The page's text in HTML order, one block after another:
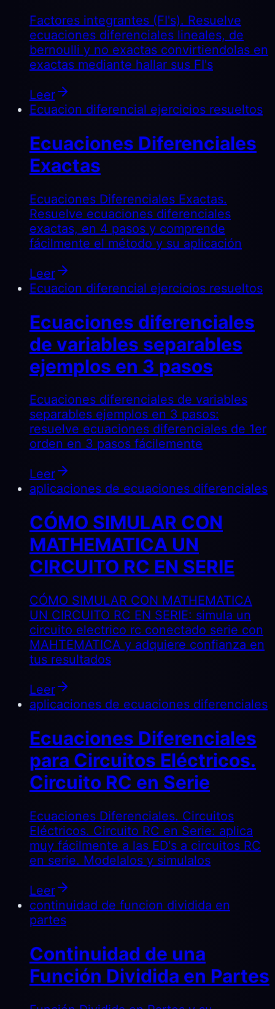
Factores integrantes (FI's). Resuelve
ecuaciones diferenciales lineales, de
bernoulli y no exactas convirtiendolas en
exactas mediante hallar sus FI's
Leer
Ecuacion diferencial ejercicios resueltos
Ecuaciones Diferenciales
Exactas
Ecuaciones Diferenciales Exactas.
Resuelve ecuaciones diferenciales
exactas, en 4 pasos y comprende
fácilmente el método y su aplicación
Leer
Ecuacion diferencial ejercicios resueltos
Ecuaciones diferenciales
de variables separables
ejemplos en 3 pasos
Ecuaciones diferenciales de variables
separables ejemplos en 3 pasos:
resuelve ecuaciones diferenciales de 1er
orden en 3 pasos fácilemente
Leer
aplicaciones de ecuaciones diferenciales
CÓMO SIMULAR CON
MATHEMATICA UN
CIRCUITO RC EN SERIE
CÓMO SIMULAR CON MATHEMATICA
UN CIRCUITO RC EN SERIE: simula un
circuito electrico rc conectado serie con
MAHTEMATICA y adquiere confianza en
tus resultados
Leer
aplicaciones de ecuaciones diferenciales
Ecuaciones Diferenciales
para Circuitos Eléctricos.
Circuito RC en Serie
Ecuaciones Diferenciales. Circuitos
Eléctricos. Circuito RC en Serie: aplica
muy fácilmente a las ED's a circuitos RC
en serie. Modelalos y simulalos
Leer
continuidad de funcion dividida en
partes
Continuidad de una
Función Dividida en Partes